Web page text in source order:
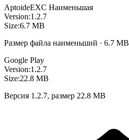
AptoideEXC Наименьшая
Version:1.2.7
Size:6.7 MB
Размер файла наименьший · 6.7 MB
Google Play
Version:1.2.7
Size:22.8 MB
Версия 1.2.7, размер 22.8 MB